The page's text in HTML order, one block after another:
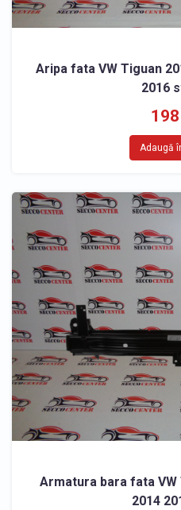
Aripa fata VW Tiguan
2016
Adaugă
Armatura bara fata VW
2014